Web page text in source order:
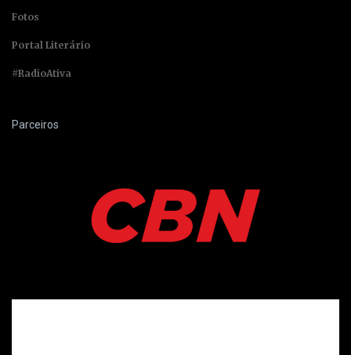
Fotos
Portal Literário
#RadioAtiva
Parceiros